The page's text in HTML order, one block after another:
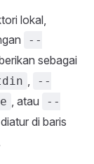
lokal,
--
sebagai
,
--
, atau
--
di baris